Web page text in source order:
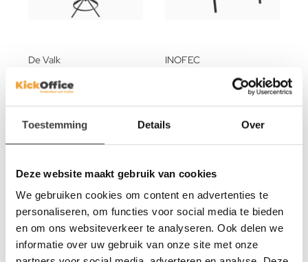
Toestemming Details Over
Deze website maakt gebruik van cookies
We gebruiken cookies om content en advertenties te
personaliseren, om functies voor social media te bieden
en om ons websiteverkeer te analyseren. Ook delen we
informatie over uw gebruik van onze site met onze
De Valk
179,-
INOFEC
99,-
7%
Ons advies
11%